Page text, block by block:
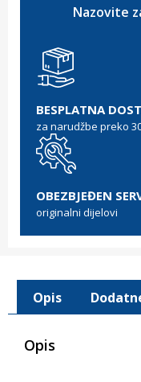
Nazovite
BESPLATNA
za narudžbe preko
OBEZBJEĐEN
originalni dijelovi
Opis
Opis